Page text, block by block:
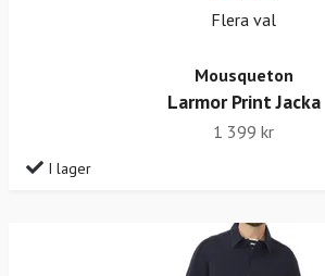
Flera val
Mousqueton
Larmor Print Jacka
1 399 kr
I lager